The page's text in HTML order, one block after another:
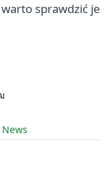
sprawdzić je